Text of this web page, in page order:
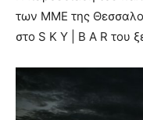
των ΜΜΕ της
στο S K Y | B A R του